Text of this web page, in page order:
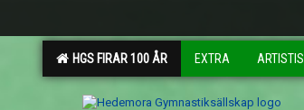
HGS FIRAR 100 ÅR EXTRA